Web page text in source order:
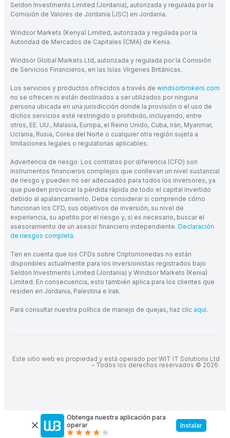
Obtenga nuestra aplicación para
operar
Instalar
Seldon Investments Limited (Jordania), autorizada y regulada por la
Comisión de Valores de Jordania (JSC) en Jordania.
Windsor Markets (Kenya) Limited, autorizada y regulada por la
Autoridad de Mercados de Capitales (CMA) de Kenia.
Windsor Global Markets Ltd, autorizada y regulada por la Comisión
de Servicios Financieros, en las Islas Vírgenes Británicas.
Los servicios y productos ofrecidos a través de windsorbrokers.com
no se ofrecen ni están destinados a ser utilizados por ninguna
persona ubicada en una jurisdicción donde la provisión o el uso de
dichos servicios esté restringido o prohibido, incluyendo, entre
otros, EE. UU., Malasia, Europa, el Reino Unido, Cuba, Irán, Myanmar,
Ucrania, Rusia, Corea del Norte o cualquier otra región sujeta a
limitaciones legales o regulatorias aplicables.
Advertencia de riesgo: Los contratos por diferencia (CFD) son
instrumentos financieros complejos que conllevan un nivel sustancial
de riesgo y pueden no ser adecuados para todos los inversores, ya
que pueden provocar la pérdida rápida de todo el capital invertido
debido al apalancamiento. Debe considerar si comprende cómo
funcionan los CFD, sus objetivos de inversión, su nivel de
experiencia, su apetito por el riesgo y, si es necesario, buscar el
asesoramiento de un asesor financiero independiente. Declaración
de riesgos completa.
Ten en cuenta que los CFDs sobre Criptomonedas no están
disponibles actualmente para los inversionistas registrados bajo
Seldon Investments Limited (Jordania) y Windsor Markets (Kenia)
Limited. En consecuencia, esto también aplica para los clientes que
residen en Jordania, Palestina e Irak.
Para consultar nuestra política de manejo de quejas, haz clic aquí.
Este sitio web es propiedad y está operado por WIT IT Solutions Ltd
– Todos los derechos reservados © 2026.